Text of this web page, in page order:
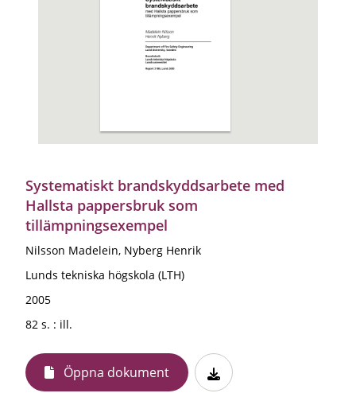
Systematiskt brandskyddsarbete med
Hallsta pappersbruk som
tillämpningsexempel
Nilsson Madelein, Nyberg Henrik
Lunds tekniska högskola (LTH)
2005
82 s. : ill.
Öppna dokument